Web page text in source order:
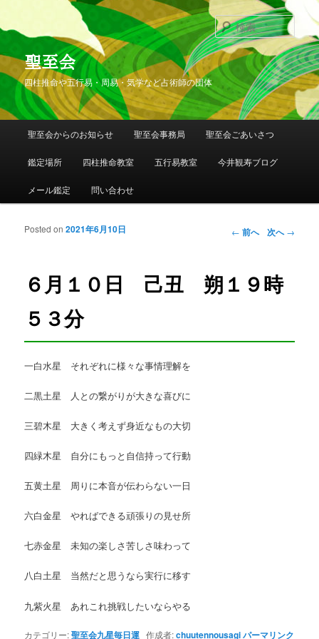
聖至会
四柱推命や五行易・周易・気学など占術師の団体
索
メインメニュー
メインコンテンツへ移動
サブコンテンツへ移動
聖至会からのお知らせ 聖至会事務局 聖至会ごあいさつ
鑑定場所 四柱推命教室 五行易教室 今井観寿ブログ
メール鑑定 問い合わせ
投稿ナビゲー
← 前へ 次へ→
６月１０日 己丑 朔１９時
５３分
Posted on2021年6月10日
一白水星 それぞれに様々な事情理解を
二黒土星 人との繋がりが大きな喜びに
三碧木星 大きく考えず身近なもの大切
四緑木星 自分にもっと自信持って行動
五黄土星 周りに本音が伝わらない一日
六白金星 やればできる頑張りの見せ所
七赤金星 未知の楽しさ苦しさ味わって
八白土星 当然だと思うなら実行に移す
九紫火星 あれこれ挑戦したいならやる
カテゴリー:聖至会九星毎日運 作成者:chuutennousagiパーマリンク